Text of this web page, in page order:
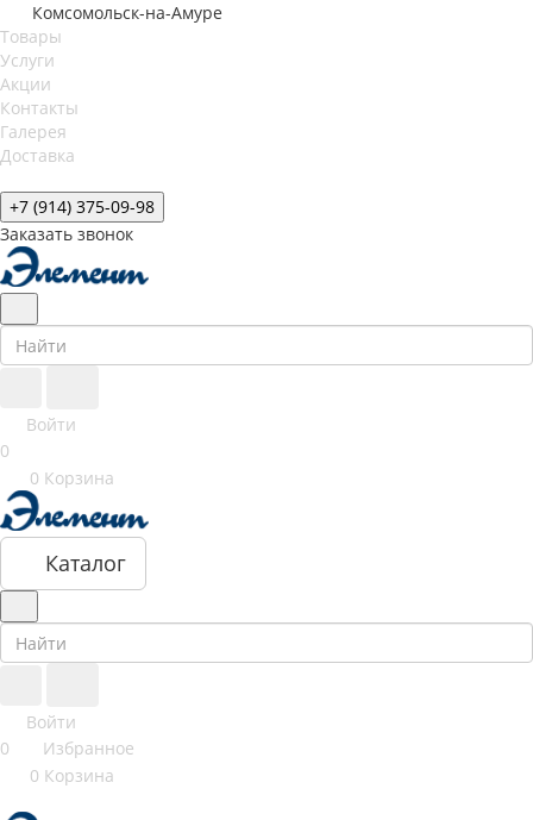
Комсомольск-на-Амуре
Товары
Услуги
Акции
Контакты
Галерея
Доставка
+7 (914) 375-09-98
Заказать звонок
Войти
0
0 Корзина
Каталог
Войти
0
Избранное
0 Корзина